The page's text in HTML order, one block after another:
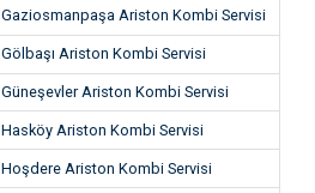
Gaziosmanpaşa Ariston Kombi Servisi
Gölbaşı Ariston Kombi Servisi
Güneşevler Ariston Kombi Servisi
Hasköy Ariston Kombi Servisi
Hoşdere Ariston Kombi Servisi